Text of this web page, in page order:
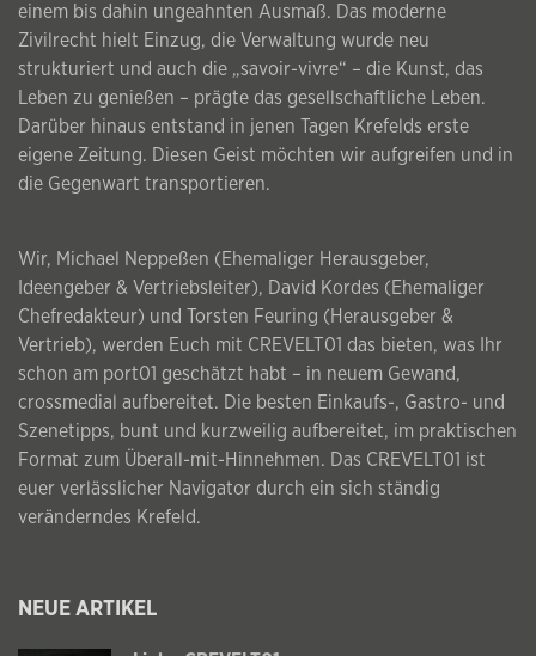
einem bis dahin ungeahnten Ausmaß. Das moderne
Zivilrecht hielt Einzug, die Verwaltung wurde neu
strukturiert und auch die „savoir-vivre“ – die Kunst, das
Leben zu genießen – prägte das gesellschaftliche Leben.
Darüber hinaus entstand in jenen Tagen Krefelds erste
eigene Zeitung. Diesen Geist möchten wir aufgreifen und in
die Gegenwart transportieren.
Wir, Michael Neppeßen (Ehemaliger Herausgeber,
Ideengeber & Vertriebsleiter), David Kordes (Ehemaliger
Chefredakteur) und Torsten Feuring (Herausgeber &
Vertrieb), werden Euch mit CREVELT01 das bieten, was Ihr
schon am port01 geschätzt habt – in neuem Gewand,
crossmedial aufbereitet. Die besten Einkaufs-, Gastro- und
Szenetipps, bunt und kurzweilig aufbereitet, im praktischen
Format zum Überall-mit-Hinnehmen. Das CREVELT01 ist
euer verlässlicher Navigator durch ein sich ständig
veränderndes Krefeld.
NEUE ARTIKEL